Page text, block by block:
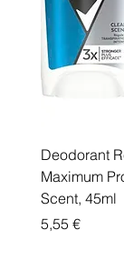
Deodorant
Maximum
Scent, 45ml
Price
5,55 €